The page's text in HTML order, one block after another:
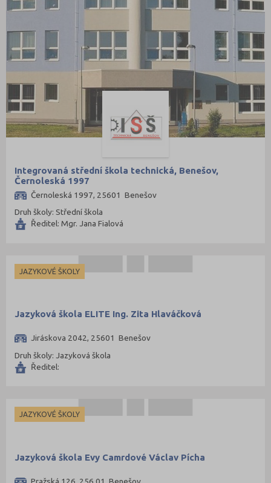
Integrovaná střední škola technická, Benešov,
Černoleská 1997
Černoleská 1997, 25601 Benešov
Druh školy: Střední škola
Ředitel: Mgr. Jana Fialová
JAZYKOVÉ ŠKOLY
Jazyková škola ELITE Ing. Zita Hlaváčková
Jiráskova 2042, 25601 Benešov
Druh školy: Jazyková škola
Ředitel:
JAZYKOVÉ ŠKOLY
Jazyková škola Evy Camrdové Václav Pícha